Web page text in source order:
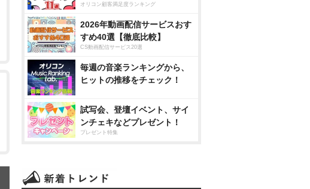
オリコン顧客満足度ランキング
2026年動画配信サービスおす
すめ40選【徹底比較】
CS動画配信サービス20選
毎週の音楽ランキングから、
ヒットの推移をチェック！
試写会、登壇イベント、サイ
ンチェキなどプレゼント！
プレゼント特集